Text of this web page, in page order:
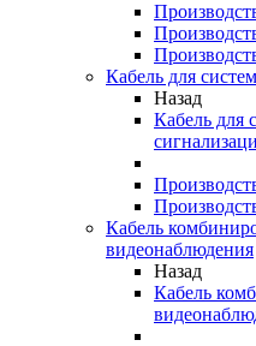
Кабель для
Назад
Кабель для
Кабель
видеонаблюдения
Назад
Кабель